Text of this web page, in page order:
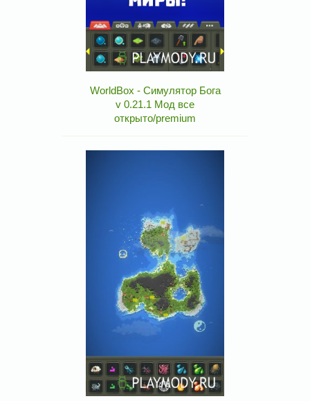
WorldBox - Симулятор Бога
v 0.21.1 Мод все
открыто/premium